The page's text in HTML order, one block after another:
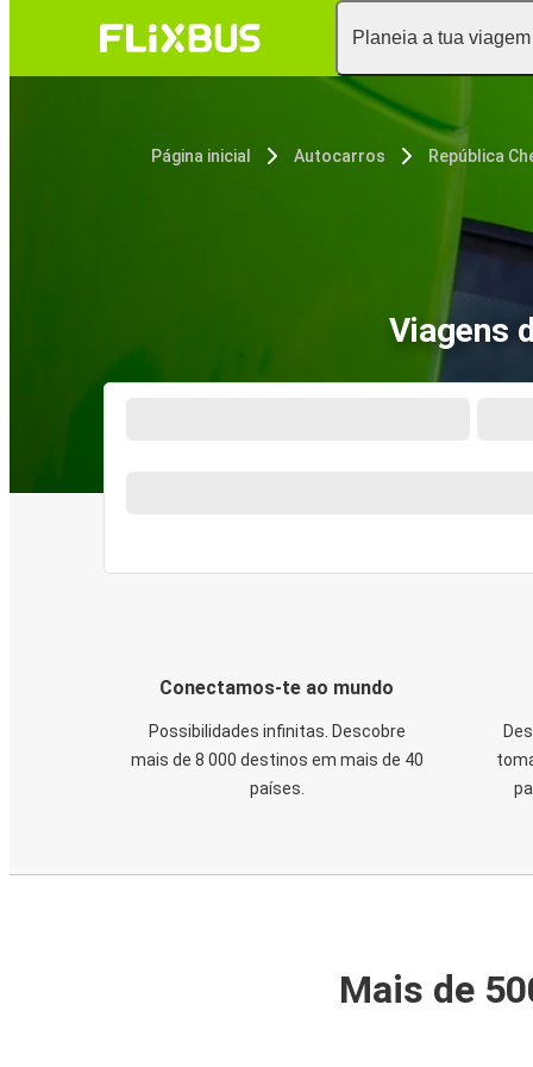
Planeia a tua viagem
Página inicial Autocarros República
Viagens
Conectamos-te ao mundo
Possibilidades infinitas. Descobre
mais de 8 000 destinos em mais de 40
países.
Mais de